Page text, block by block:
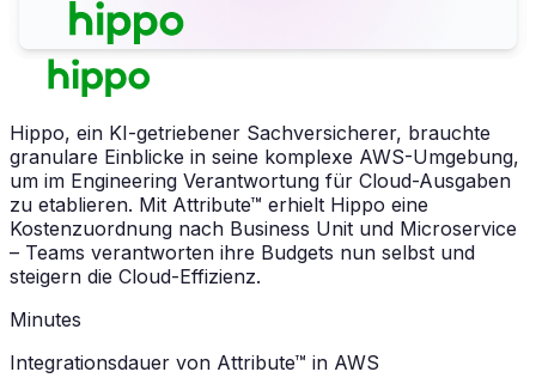
Hippo, ein KI-getriebener Sachversicherer, brauchte
granulare Einblicke in seine komplexe AWS-Umgebung,
um im Engineering Verantwortung für Cloud-Ausgaben
zu etablieren. Mit Attribute™ erhielt Hippo eine
Kostenzuordnung nach Business Unit und Microservice
– Teams verantworten ihre Budgets nun selbst und
steigern die Cloud-Effizienz.
Minutes
Integrationsdauer von Attribute™ in AWS